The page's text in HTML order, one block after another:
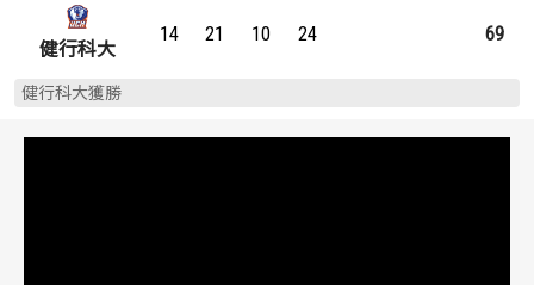
數據統計
數據統計 69
14 21 10 24
健行科大
健行科大獲勝